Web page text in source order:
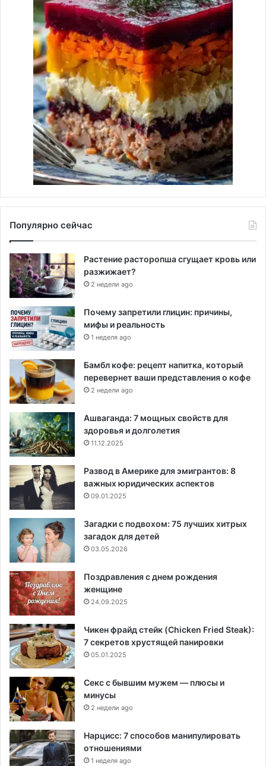
Популярно сейчас
Растение расторопша сгущает кровь или
разжижает?
2 недели ago
Почему запретили глицин: причины,
мифы и реальность
1 неделя ago
Бамбл кофе: рецепт напитка, который
перевернет ваши представления о кофе
2 недели ago
Ашваганда: 7 мощных свойств для
здоровья и долголетия
11.12.2025
Развод в Америке для эмигрантов: 8
важных юридических аспектов
09.01.2025
Загадки с подвохом: 75 лучших хитрых
загадок для детей
03.05.2026
Поздравления с днем рождения
женщине
24.09.2025
Чикен фрайд стейк (Chicken Fried Steak):
7 секретов хрустящей панировки
05.01.2025
Секс с бывшим мужем — плюсы и
минусы
2 недели ago
Нарцисс: 7 способов манипулировать
отношениями
1 неделя ago